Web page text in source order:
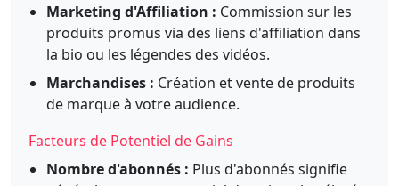
Marketing d'Affiliation : Commission sur les
produits promus via des liens d'affiliation dans
la bio ou les légendes des vidéos.
Marchandises : Création et vente de produits
de marque à votre audience.
Facteurs de Potentiel de Gains
Nombre d'abonnés : Plus d'abonnés signifie